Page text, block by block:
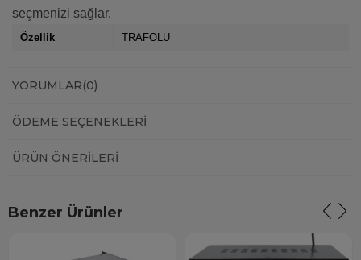
seçmenizi sağlar.
Özellik TRAFOLU
YORUMLAR(0)
ÖDEME SEÇENEKLERI
ÜRÜN ÖNERILERI
Benzer Ürünler